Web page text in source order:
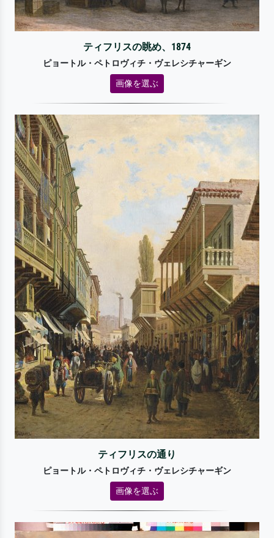
ティフリスの眺め、1874
ピョートル・ペトロヴィチ・ヴェレシチャーギン
画像を選ぶ
ティフリスの通り
ピョートル・ペトロヴィチ・ヴェレシチャーギン
画像を選ぶ